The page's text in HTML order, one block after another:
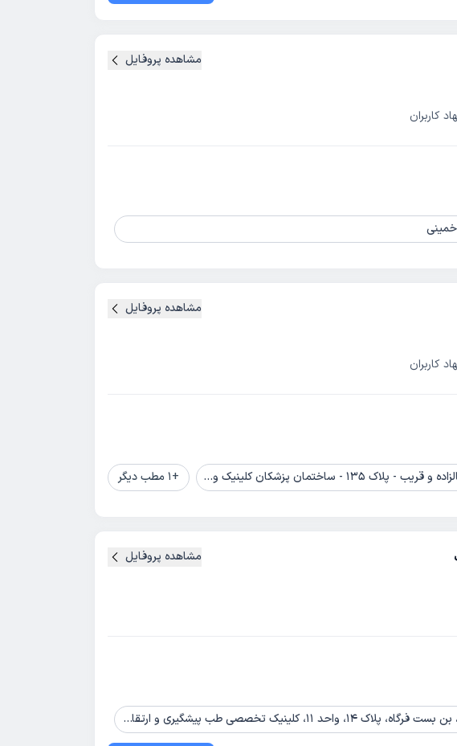
کاربران
مشاهده پروفایل
خمینی
کاربران
مشاهده پروفایل
پزشکان کلینیک ویژه استاد یلدا +
1 مطب دیگر
مشاهده پروفایل
تخصصی طب پیشگیری و ارتقاع سلامت جامعه